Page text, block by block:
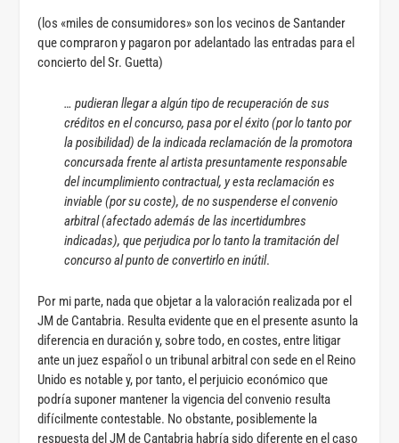
(los «miles de consumidores» son los vecinos de Santander
que compraron y pagaron por adelantado las entradas para el
concierto del Sr. Guetta)
… pudieran llegar a algún tipo de recuperación de sus
créditos en el concurso, pasa por el éxito (por lo tanto por
la posibilidad) de la indicada reclamación de la promotora
concursada frente al artista presuntamente responsable
del incumplimiento contractual, y esta reclamación es
inviable (por su coste), de no suspenderse el convenio
arbitral (afectado además de las incertidumbres
indicadas), que perjudica por lo tanto la tramitación del
concurso al punto de convertirlo en inútil.
Por mi parte, nada que objetar a la valoración realizada por el
JM de Cantabria. Resulta evidente que en el presente asunto la
diferencia en duración y, sobre todo, en costes, entre litigar
ante un juez español o un tribunal arbitral con sede en el Reino
Unido es notable y, por tanto, el perjuicio económico que
podría suponer mantener la vigencia del convenio resulta
difícilmente contestable. No obstante, posiblemente la
respuesta del JM de Cantabria habría sido diferente en el caso